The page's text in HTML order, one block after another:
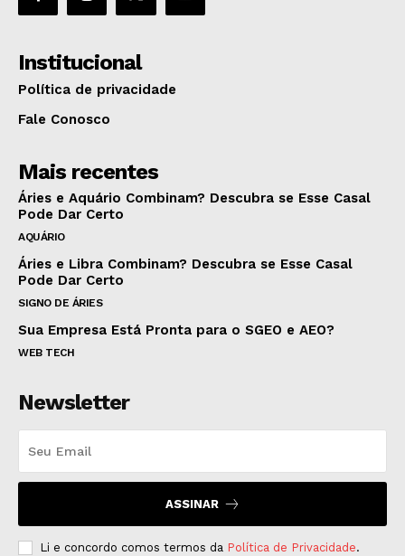
Institucional
Política de privacidade
Fale Conosco
Mais recentes
Áries e Aquário Combinam? Descubra se Esse Casal
Pode Dar Certo
AQUÁRIO
Áries e Libra Combinam? Descubra se Esse Casal
Pode Dar Certo
SIGNO DE ÁRIES
Sua Empresa Está Pronta para o SGEO e AEO?
WEB TECH
Newsletter
ASSINAR
Li e concordo comos termos da Política de Privacidade.